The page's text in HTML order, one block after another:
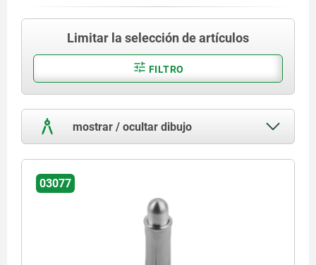
Limitar la selección de artículos
FILTRO
mostrar / ocultar dibujo
03077